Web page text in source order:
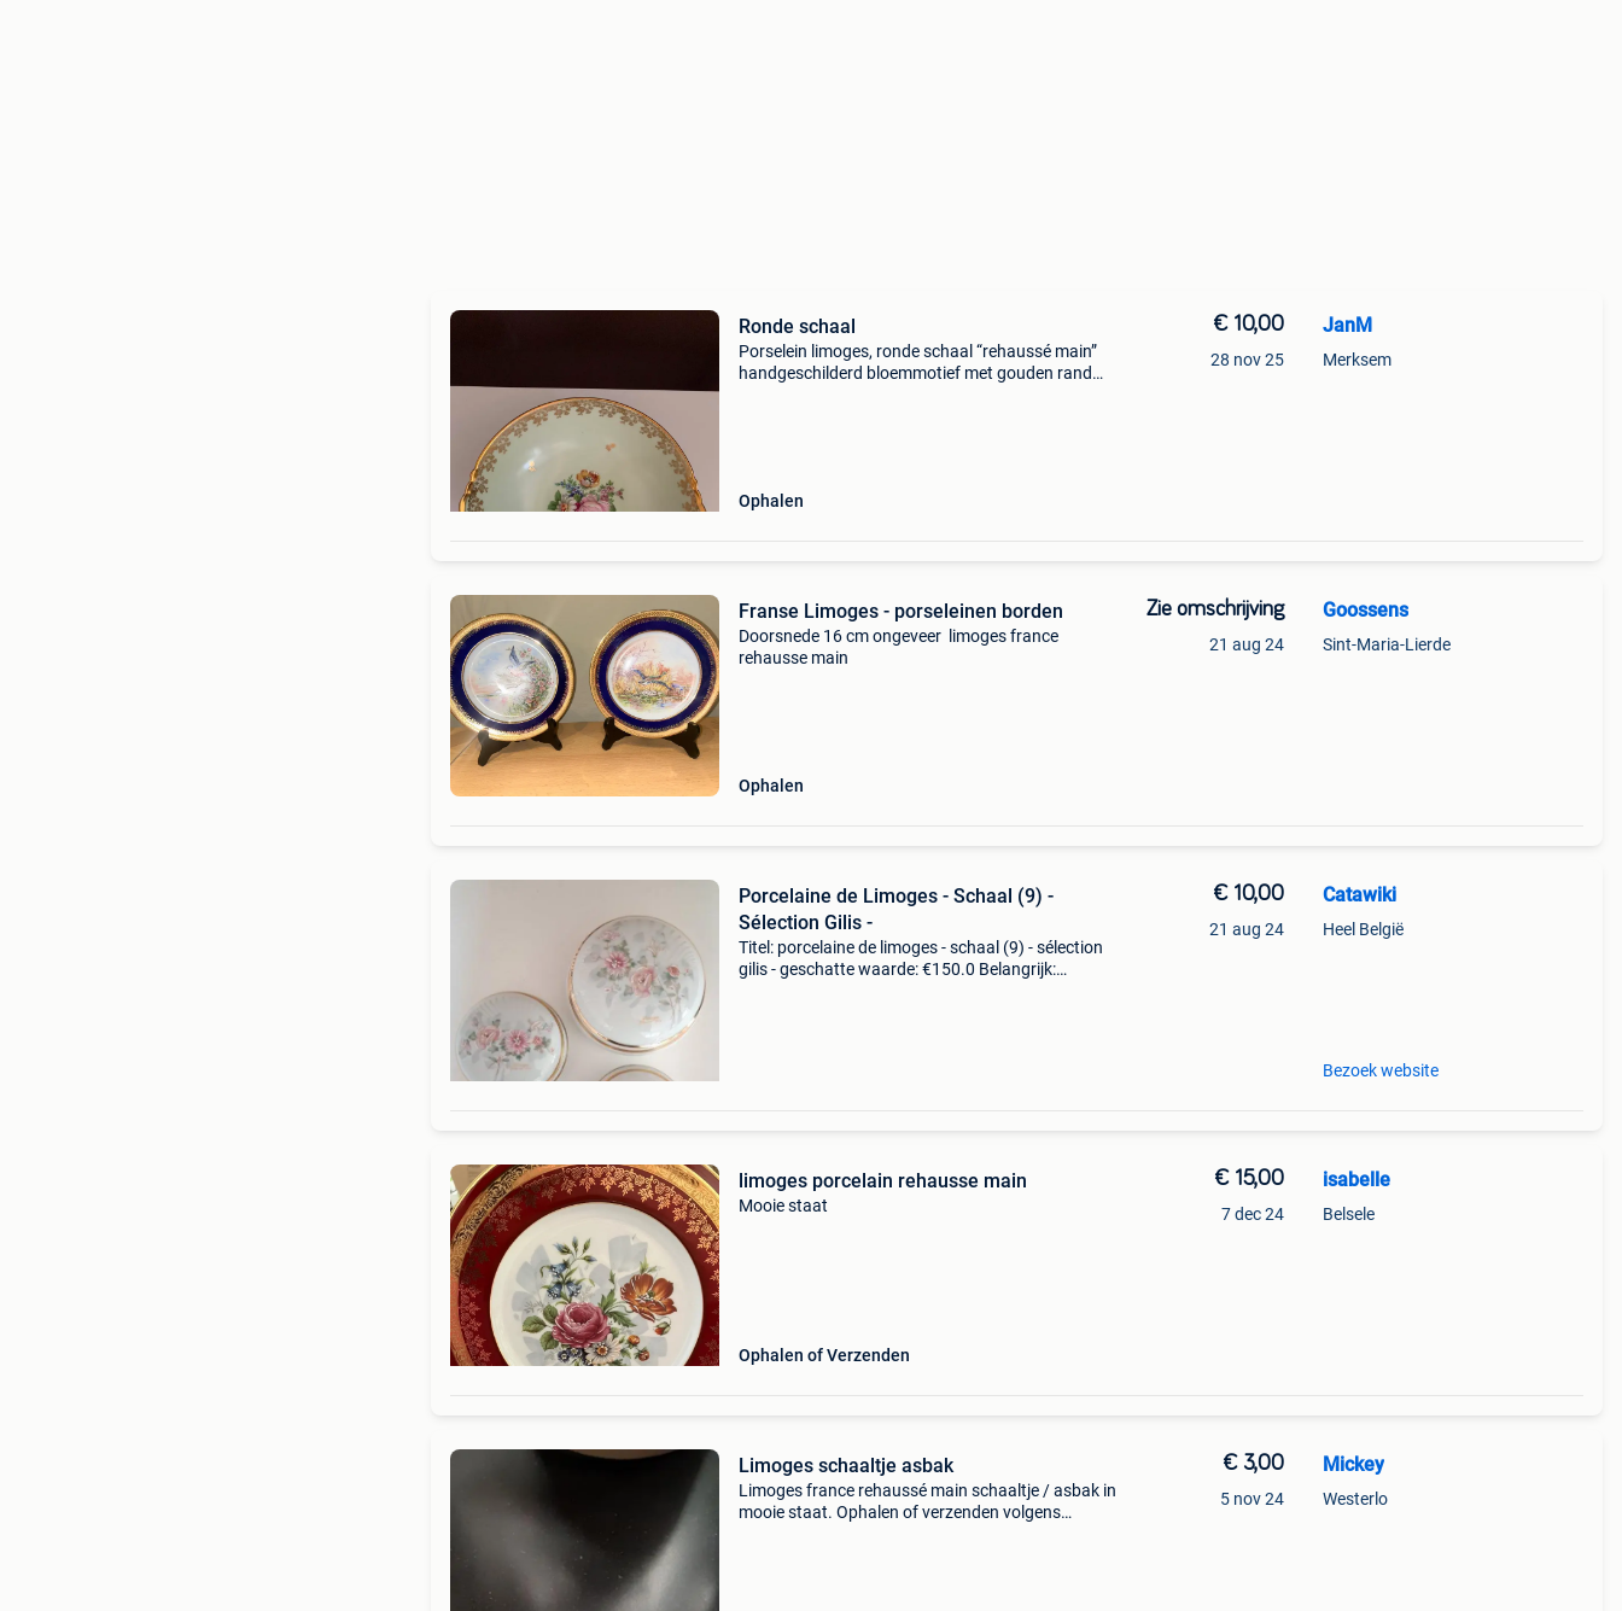
Ronde schaal
Porselein limoges, ronde schaal “rehaussé main”
handgeschilderd bloemmotief met gouden rand
Ophalen
€ 10,00
28 nov 25
JanM
Merksem
Franse Limoges - porseleinen borden
Doorsnede 16 cm ongeveer limoges france
rehausse main
Ophalen
Zie omschrijving
21 aug 24
Goossens
Sint-Maria-Lierde
Porcelaine de Limoges - Schaal (9) -
Sélection Gilis -
Titel: porcelaine de limoges - schaal (9) - sélection
gilis - geschatte waarde: €150.0 Belangrijk:
€ 10,00
21 aug 24
Catawiki
Heel België
Bezoek website
limoges porcelain rehausse main
Mooie staat
Ophalen of Verzenden
€ 15,00
7 dec 24
isabelle
Belsele
Limoges schaaltje asbak
Limoges france rehaussé main schaaltje / asbak in
mooie staat. Ophalen of verzenden volgens
€ 3,00
5 nov 24
Mickey
Westerlo